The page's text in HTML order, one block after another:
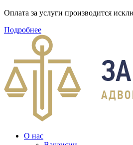
Оплата за услуги производится
Подробнее
О нас